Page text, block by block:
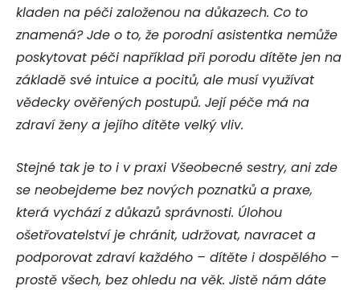
kladen na péči založenou na důkazech. Co to
znamená? Jde o to, že porodní asistentka nemůže
poskytovat péči například při porodu dítěte jen na
základě své intuice a pocitů, ale musí využívat
vědecky ověřených postupů. Její péče má na
zdraví ženy a jejího dítěte velký vliv.
Stejné tak je to i v praxi Všeobecné sestry, ani zde
se neobejdeme bez nových poznatků a praxe,
která vychází z důkazů správnosti. Úlohou
ošetřovatelství je chránit, udržovat, navracet a
podporovat zdraví každého – dítěte i dospělého –
prostě všech, bez ohledu na věk. Jistě nám dáte